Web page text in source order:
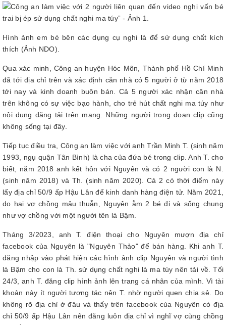
Hình ảnh em bé bên các dụng cụ nghi là để sử dụng chất kích
thích (Ảnh NDO).
Qua xác minh, Công an huyện Hóc Môn, Thành phố Hồ Chí Minh
đã tới địa chỉ trên và xác định căn nhà có 5 người ở từ năm 2018
tới nay và kinh doanh buôn bán. Cả 5 người xác nhận căn nhà
trên không có sự việc bạo hành, cho trẻ hút chất nghi ma túy như
nội dung đăng tải trên mạng. Những người trong đoạn clip cũng
không sống tại đây.
Tiếp tục điều tra, Công an làm việc với anh Trần Minh T. (sinh năm
1993, ngụ quận Tân Bình) là cha của đứa bé trong clip. Anh T. cho
biết, năm 2018 anh kết hôn với Nguyên và có 2 người con là N.
(sinh năm 2018) và Th. (sinh năm 2020). Cả 2 có thời điểm này
lấy địa chỉ 50/9 ấp Hậu Lân để kinh danh hàng điện tử. Năm 2021,
do hai vợ chồng mâu thuẫn, Nguyên ẵm 2 bé đi và sống chung
như vợ chồng với một người tên là Bậm.
Tháng 3/2023, anh T. điện thoại cho Nguyên mượn địa chỉ
facebook của Nguyên là "Nguyên Thảo" để bán hàng. Khi anh T.
đăng nhập vào phát hiện các hình ảnh clip Nguyên và người tình
là Bậm cho con là Th. sử dụng chất nghi là ma túy nên tải về. Tối
24/3, anh T. đăng clip hình ảnh lên trang cá nhân của mình. Vì tài
khoản này ít người tương tác nên T. nhờ người quen chia sẻ. Do
không rõ địa chỉ ở đâu và thấy trên facebook của Nguyên có địa
chỉ 50/9 ấp Hậu Lân nên đăng luôn địa chỉ vì nghĩ vợ cùng chồng